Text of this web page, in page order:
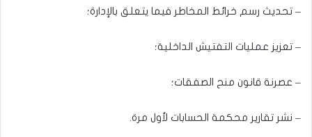
– تحديث رسم خرائط المخاطر فيما يتعلق بالإدارة؛
– تعزيز عمليات التفتيش الداخلية؛
– عصرنة قانون منح الصفقات؛
– نشر تقارير محكمة الحسابات لأول مرة.